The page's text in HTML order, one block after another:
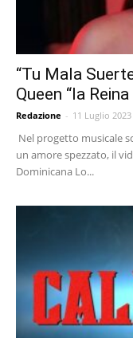
“Tu Mala
Queen “la Reina
Redazione - 11 Luglio 2023
Nel progetto musicale
un amore spezzato, il
Dominicana Lo...